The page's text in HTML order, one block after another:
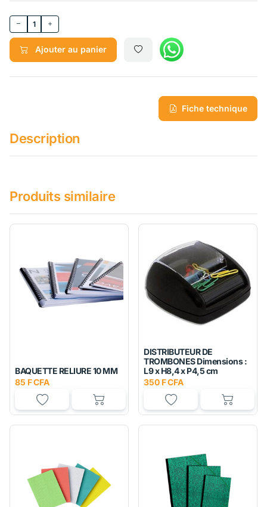
1
Ajouter au panier
Fiche technique
Description
Produits similaire
BAQUETTE RELIURE 10 MM
85 F CFA
DISTRIBUTEUR DE
TROMBONES Dimensions :
L9 x H8,4 x P4,5 cm
350 F CFA